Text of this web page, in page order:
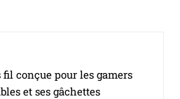
conçue pour les gamers
et ses gâchettes